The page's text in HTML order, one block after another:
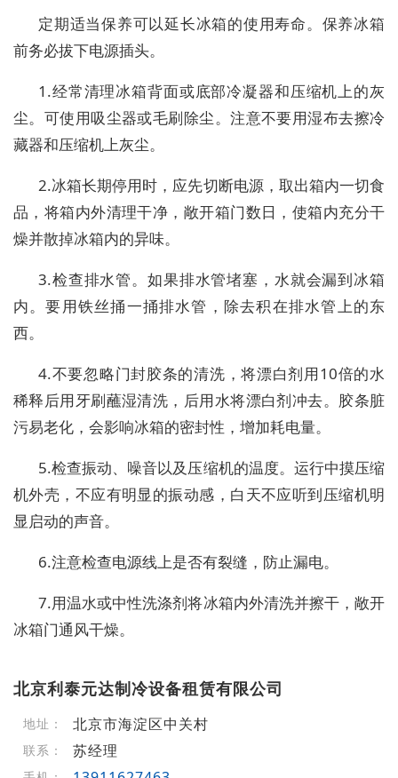
定期适当保养可以延长冰箱的使用寿命。保养冰箱
前务必拔下电源插头。
1.经常清理冰箱背面或底部冷凝器和压缩机上的灰
尘。可使用吸尘器或毛刷除尘。注意不要用湿布去擦冷
藏器和压缩机上灰尘。
2.冰箱长期停用时，应先切断电源，取出箱内一切食
品，将箱内外清理干净，敞开箱门数日，使箱内充分干
燥并散掉冰箱内的异味。
3.检查排水管。如果排水管堵塞，水就会漏到冰箱
内。要用铁丝捅一捅排水管，除去积在排水管上的东
西。
4.不要忽略门封胶条的清洗，将漂白剂用10倍的水
稀释后用牙刷蘸湿清洗，后用水将漂白剂冲去。胶条脏
污易老化，会影响冰箱的密封性，增加耗电量。
5.检查振动、噪音以及压缩机的温度。运行中摸压缩
机外壳，不应有明显的振动感，白天不应听到压缩机明
显启动的声音。
6.注意检查电源线上是否有裂缝，防止漏电。
7.用温水或中性洗涤剂将冰箱内外清洗并擦干，敞开
冰箱门通风干燥。
北京利泰元达制冷设备租赁有限公司
地址： 北京市海淀区中关村
联系： 苏经理